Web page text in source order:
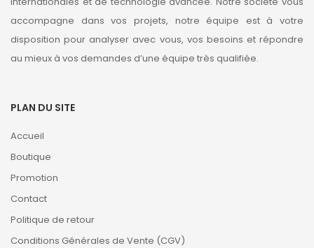
accompagne dans vos projets, notre équipe est à votre
disposition pour analyser avec vous, vos besoins et répondre
au mieux à vos demandes d’une équipe très qualifiée.
PLAN DU SITE
Accueil
Boutique
Promotion
Contact
Politique de retour
Conditions Générales de Vente (CGV)